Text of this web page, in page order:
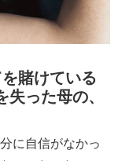
賭けている
った母の、
に自信がなかっ